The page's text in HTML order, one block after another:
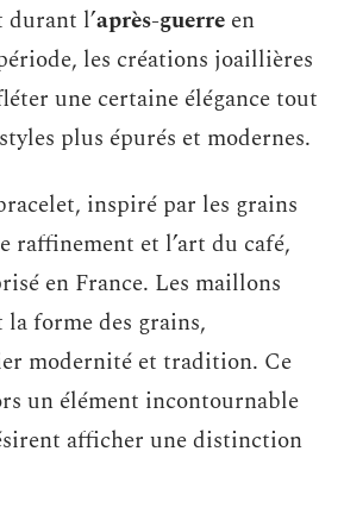
l’après-guerre en
les créations joaillières
une certaine élégance tout
plus épurés et modernes.
inspiré par les grains
raffinement et l’art du café,
en France. Les maillons
la forme des grains,
modernité et tradition. Ce
un élément incontournable
afficher une distinction